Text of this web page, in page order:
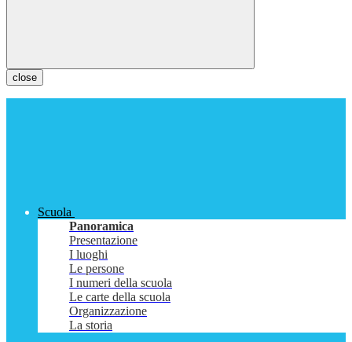
close
Scuola
Panoramica
Presentazione
I luoghi
Le persone
I numeri della scuola
Le carte della scuola
Organizzazione
La storia